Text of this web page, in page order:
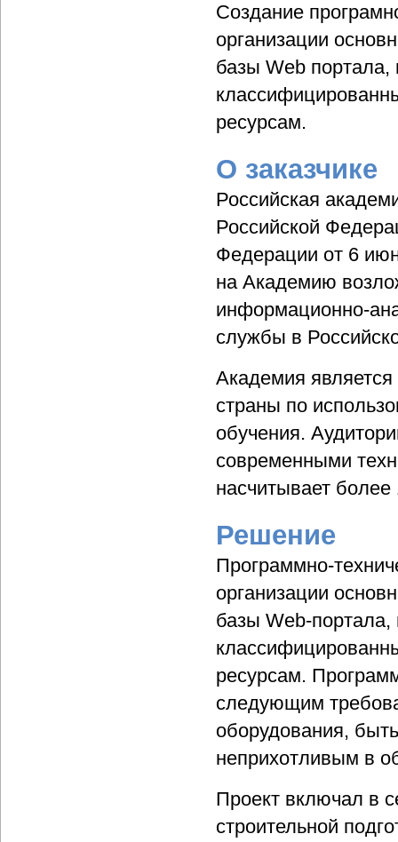
Создание
организации
базы Web портала,
ресурсам.
О заказчике
Российская
Российской
Федерации от 6
на Академию
информационно-
службы в
Академия
страны по
обучения.
современными
насчитывает
Решение
Программно-
организации
базы Web-портала,
ресурсам.
следующим
оборудования,
неприхотливым в
Проект включал в
строительной